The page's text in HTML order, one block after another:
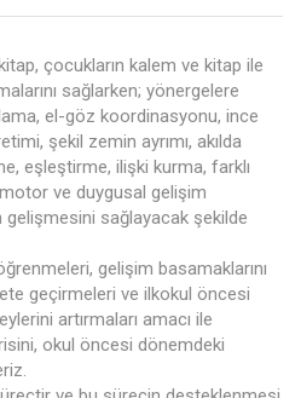
çocukların kalem ve kitap ile
sağlarken; yönergelere
el-göz koordinasyonu, ince
şekil zemin ayrımı, akılda
eşleştirme, ilişki kurma, farklı
ve duygusal gelişim
gelişmesini sağlayacak şekilde
gelişim basamaklarını
geçirmeleri ve ilkokul öncesi
artırmaları amacı ile
okul öncesi dönemdeki